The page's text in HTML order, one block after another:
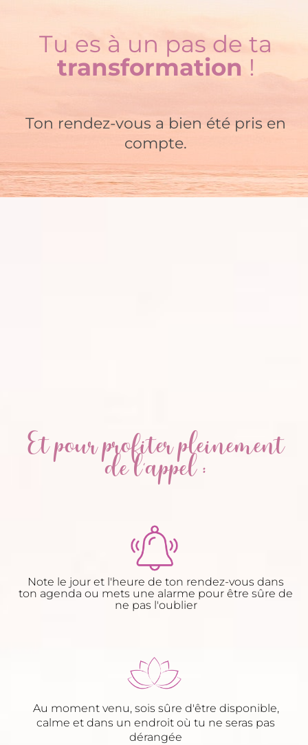
Tu es à un pas de ta
transformation !
Ton rendez-vous a bien été pris en
compte.
Et pour profiter pleinement
de l'appel :
Note le jour et l'heure de ton rendez-vous dans
ton agenda ou mets une alarme pour être sûre de
ne pas l'oublier
Au moment venu, sois sûre d'être disponible,
calme et dans un endroit où tu ne seras pas
dérangée